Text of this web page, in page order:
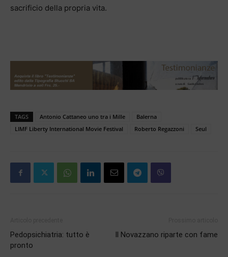
sacrificio della propria vita.
TAGS Antonio Cattaneo uno tra i Mille
Balerna
LIMF Liberty International Movie Festival
Roberto Regazzoni Seul
Pedopsichiatria: tutto è
pronto
Il Novazzano riparte con fame